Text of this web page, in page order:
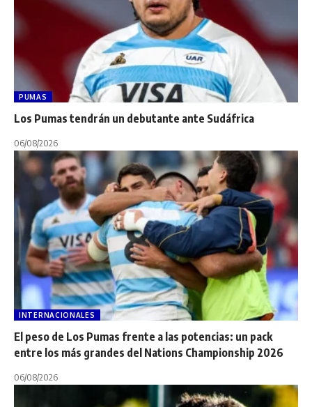
PUMAS
Los Pumas tendrán un debutante ante Sudáfrica
06/08/2026
INTERNACIONALES
El peso de Los Pumas frente a las potencias: un pack
entre los más grandes del Nations Championship 2026
06/08/2026